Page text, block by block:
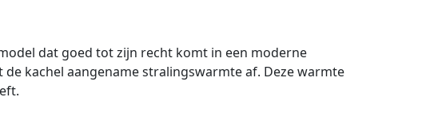
dat goed tot zijn recht komt in een moderne
kachel aangename stralingswarmte af. Deze warmte